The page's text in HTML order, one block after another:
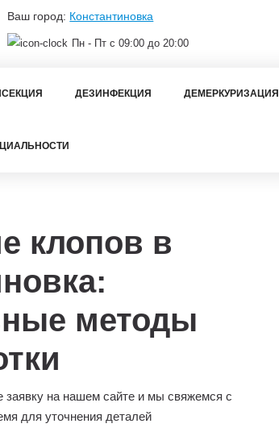
Ваш город: Константиновка
Пн - Пт с 09:00 до 20:00
ДЕЗИНФЕКЦИЯ ДЕМЕРКУРИЗАЦИЯ
клопов в
методы
заявку на нашем сайте и мы свяжемся с
для уточнения деталей